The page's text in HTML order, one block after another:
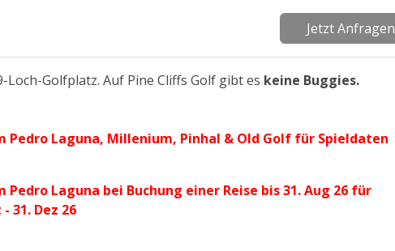
Jetzt Anfragen
Loch-Golfplatz. Auf Pine Cliffs Golf gibt es keine Buggies.
Laguna, Millenium, Pinhal & Old Golf für Spieldaten
Laguna bei Buchung einer Reise bis 31. Aug 26 für
31. Dez 26